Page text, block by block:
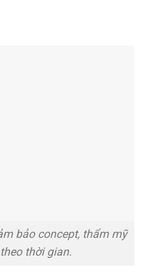
bảo concept, thẩm mỹ
thời gian.